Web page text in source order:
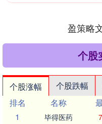
盈策略
个股
个股涨幅 个股跌幅
排名
名称
1
毕得医药